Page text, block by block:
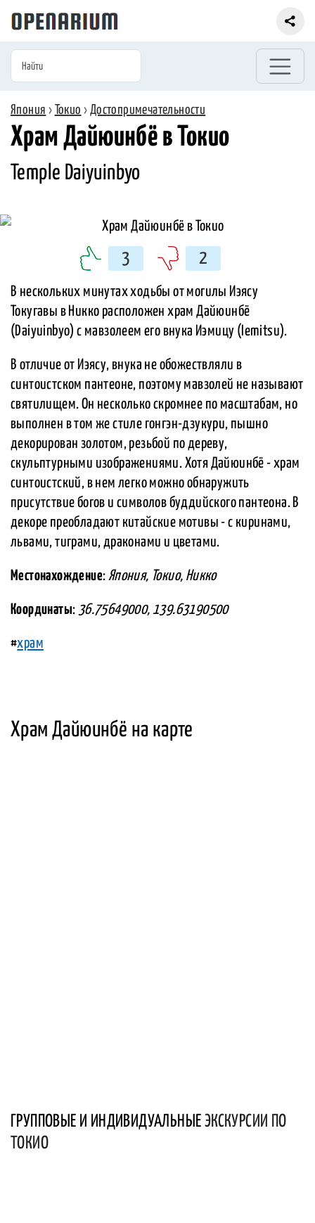
Япония › Токио › Достопримечательности
Храм Дайюинбё в Токио
Temple Daiyuinbyo
3 2
В нескольких минутах ходьбы от могилы Иэясу
Токугавы в Никко расположен храм Дайюинбё
(Daiyuinbyo) с мавзолеем его внука Иэмицу (Iemitsu).
В отличие от Иэясу, внука не обожествляли в
синтоистском пантеоне, поэтому мавзолей не называют
святилищем. Он несколько скромнее по масштабам, но
выполнен в том же стиле гонгэн-дзукури, пышно
декорирован золотом, резьбой по дереву,
скульптурными изображениями. Хотя Дайюинбё - храм
синтоистский, в нем легко можно обнаружить
присутствие богов и символов буддийского пантеона. В
декоре преобладают китайские мотивы - с киринами,
львами, тиграми, драконами и цветами.
Местонахождение: Япония, Токио, Никко
Координаты: 36.75649000, 139.63190500
#храм
Храм Дайюинбё на карте
ГРУППОВЫЕ И ИНДИВИДУАЛЬНЫЕ ЭКСКУРСИИ ПО
ТОКИО